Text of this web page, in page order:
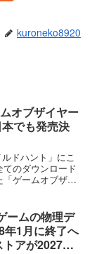
kuroneko8920
オブザイヤー
でも発売決
ドハント」にこ
のダウンロード
ゲームオブザイ
ィション 本編
ームの物理デ
年1月に終了へ
アが2027年7